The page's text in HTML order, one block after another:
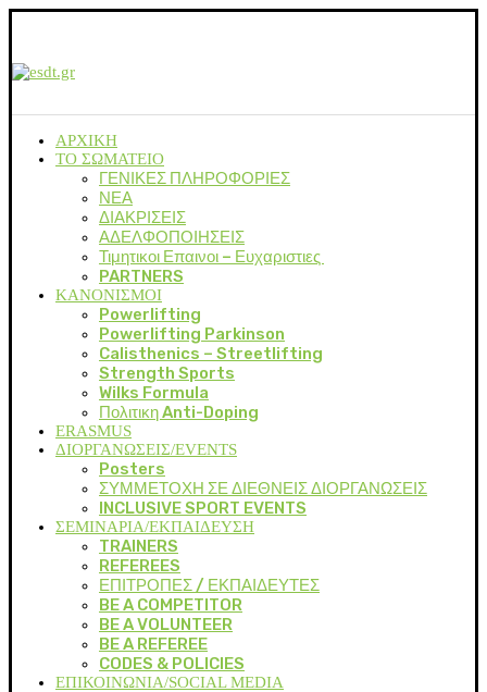
ΑΡΧΙΚΗ
ΤΟ ΣΩΜΑΤΕΙΟ
ΓΕΝΙΚΕΣ ΠΛΗΡΟΦΟΡΙΕΣ
ΝΕΑ
ΔΙΑΚΡΙΣΕΙΣ
ΑΔΕΛΦΟΠΟΙΗΣΕΙΣ
Τιμητικοι Επαινοι – Ευχαριστιες
PARTNERS
ΚΑΝΟΝΙΣΜΟΙ
Powerlifting
Powerlifting Parkinson
Calisthenics – Streetlifting
Strength Sports
Wilks Formula
Πολιτικη Anti-Doping
ERASMUS
ΔΙΟΡΓΑΝΩΣΕΙΣ/EVENTS
Posters
ΣΥΜΜΕΤΟΧΗ ΣΕ ΔΙΕΘΝΕΙΣ ΔΙΟΡΓΑΝΩΣΕΙΣ
INCLUSIVE SPORT EVENTS
ΣΕΜΙΝΑΡΙΑ/ΕΚΠΑΙΔΕΥΣΗ
TRAINERS
REFEREES
ΕΠΙΤΡΟΠΕΣ / ΕΚΠΑΙΔΕΥΤΕΣ
BE A COMPETITOR
BE A VOLUNTEER
BE A REFEREE
CODES & POLICIES
ΕΠΙΚΟΙΝΩΝΙΑ/SOCIAL MEDIA